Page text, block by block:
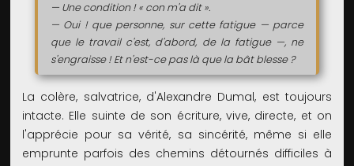
— Une condition ! « con m'a dit ».
— Oui ! que personne, sur cette fatigue — parce
que le travail c'est, d'abord, de la fatigue —, ne
s'engraisse ! Et n'est-ce pas là que la bât blesse ?
La colère, salvatrice, d'Alexandre Dumal, est toujours
intacte. Elle suinte de son écriture, vive, directe, et on
l'apprécie pour sa vérité, sa sincérité, même si elle
emprunte parfois des chemins détournés difficiles à